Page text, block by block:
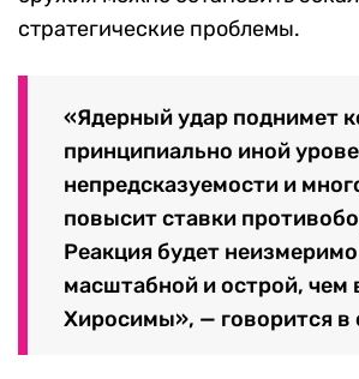
стратегические проблемы.
«Ядерный удар поднимет
принципиально иной
непредсказуемости и
повысит ставки
Реакция будет
масштабной и острой, чем
Хиросимы», — говорится в